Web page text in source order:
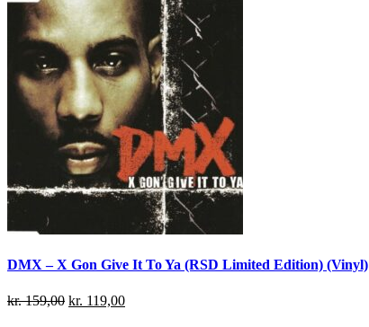
DMX – X Gon Give It To Ya (RSD Limited Edition) (Vinyl)
kr.159,00 kr. 119,00